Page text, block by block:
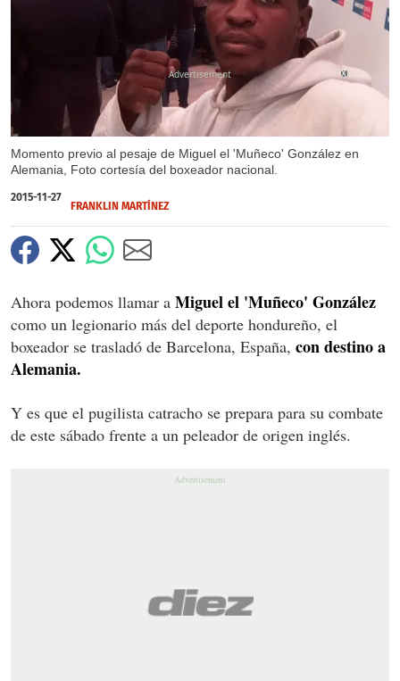
Momento previo al pesaje de Miguel el 'Muñeco' González en
Alemania, Foto cortesía del boxeador nacional.
X
2015-11-27
FRANKLIN MARTÍNEZ
Ahora podemos llamar a Miguel el 'Muñeco' González
como un legionario más del deporte hondureño, el
boxeador se trasladó de Barcelona, España, con destino a
Alemania.
Y es que el pugilista catracho se prepara para su combate
de este sábado frente a un peleador de origen inglés.